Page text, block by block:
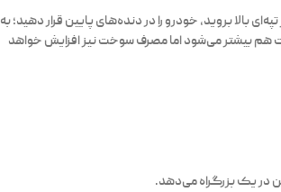
بروید، خودرو را در دنده‌های پایین قرار دهید؛ به
هم بیشتر می‌شود اما مصرف سوخت نیز افزایش خواهد
در یک بزرگراه می‌دهد.